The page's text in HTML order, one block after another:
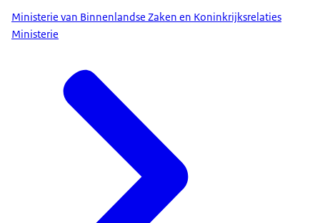
Ministerie van Binnenlandse Zaken en Koninkrijksrelaties
Ministerie